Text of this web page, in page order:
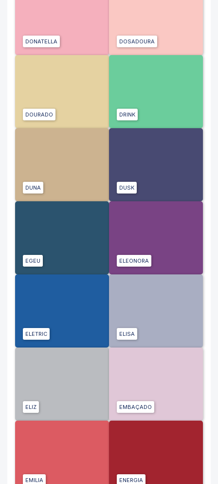
DONATELLA DOSADOURA
DOURADO DRINK
DUNA DUSK
EGEU ELEONORA
ELETRIC ELISA
ELIZ EMBAÇADO
EMILIA ENERGIA